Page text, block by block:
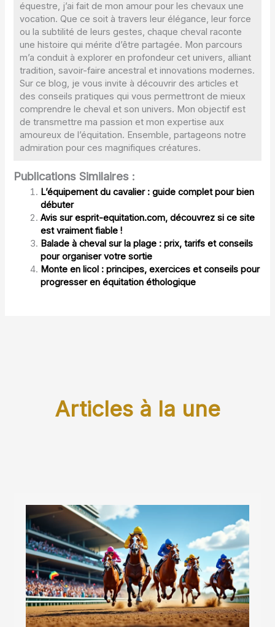
équestre, j’ai fait de mon amour pour les chevaux une
vocation. Que ce soit à travers leur élégance, leur force
ou la subtilité de leurs gestes, chaque cheval raconte
une histoire qui mérite d’être partagée. Mon parcours
m’a conduit à explorer en profondeur cet univers, alliant
tradition, savoir-faire ancestral et innovations modernes.
Sur ce blog, je vous invite à découvrir des articles et
des conseils pratiques qui vous permettront de mieux
comprendre le cheval et son univers. Mon objectif est
de transmettre ma passion et mon expertise aux
amoureux de l’équitation. Ensemble, partageons notre
admiration pour ces magnifiques créatures.
Publications Similaires :
L’équipement du cavalier : guide complet pour bien
débuter
Avis sur esprit-equitation.com, découvrez si ce site
est vraiment fiable !
Balade à cheval sur la plage : prix, tarifs et conseils
pour organiser votre sortie
Monte en licol : principes, exercices et conseils pour
progresser en équitation éthologique
Articles à la une